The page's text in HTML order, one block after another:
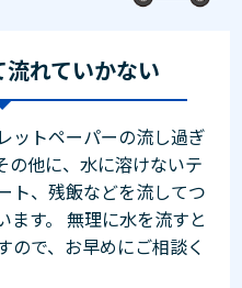
流れていかない
ットペーパーの流し過ぎ
の他に、水に溶けないテ
ト、残飯などを流してつ
ます。 無理に水を流すと
ので、お早めにご相談く